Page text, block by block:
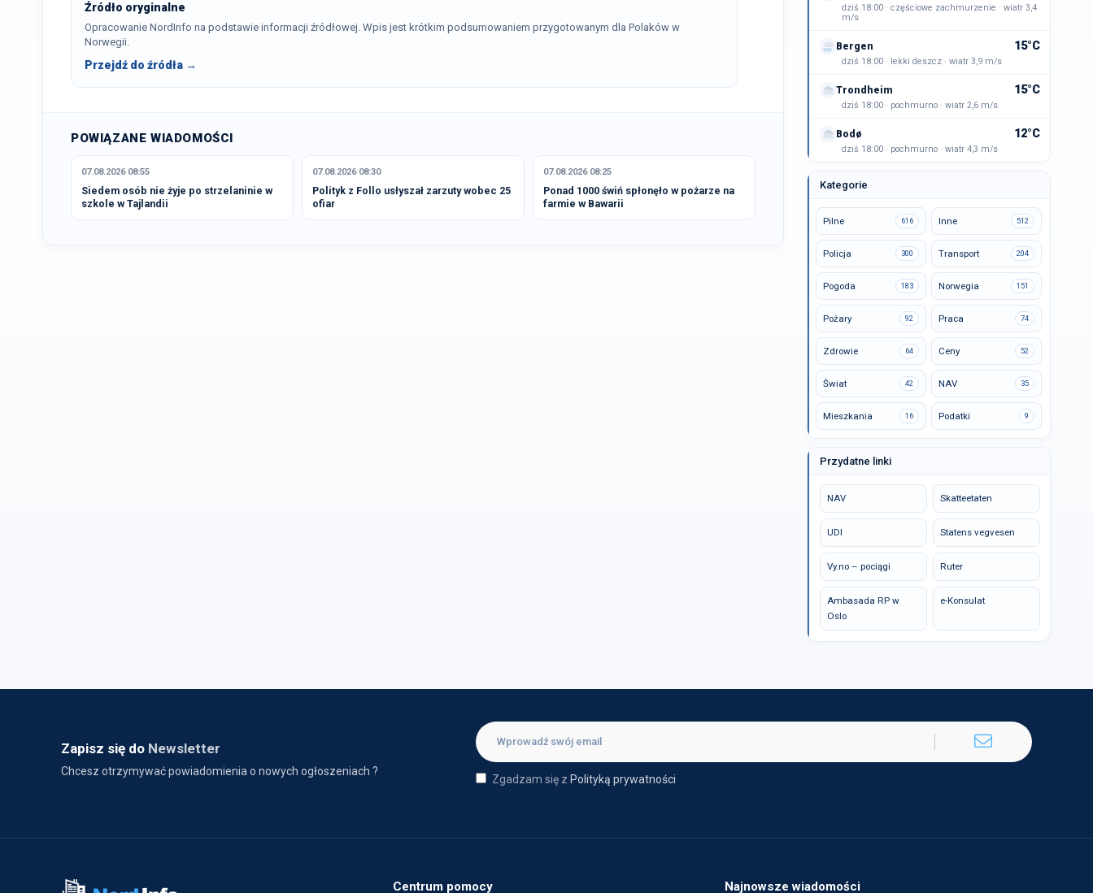
Źródło oryginalne
Opracowanie NordInfo na podstawie informacji źródłowej. Wpis jest krótkim podsumowaniem przygotowanym dla Polaków w
Norwegii.
Przejdź do źródła →
POWIĄZANE WIADOMOŚCI
07.08.2026 08:55
Siedem osób nie żyje po strzelaninie w
szkole w Tajlandii
07.08.2026 08:30
Polityk z Follo usłyszał zarzuty wobec 25
ofiar
07.08.2026 08:25
Ponad 1000 świń spłonęło w pożarze na
farmie w Bawarii
dziś 18:00 · częściowe zachmurzenie · wiatr 3,4
m/s
Bergen 15°C
dziś 18:00 · lekki deszcz · wiatr 3,9 m/s
Trondheim 15°C
dziś 18:00 · pochmurno · wiatr 2,6 m/s
Bodø 12°C
dziś 18:00 · pochmurno · wiatr 4,3 m/s
Kategorie
Pilne 616 Inne 512
Policja 300 Transport 204
Pogoda 183 Norwegia 151
Pożary 92 Praca 74
Zdrowie 64 Ceny 52
Świat 42 NAV 35
Mieszkania 16 Podatki 9
Przydatne linki
NAV Skatteetaten
UDI Statens vegvesen
Vy.no – pociągi Ruter
Ambasada RP w
Oslo
e-Konsulat
Zapisz się do Newsletter
Chcesz otrzymywać powiadomienia o nowych ogłoszeniach ?
Zgadzam się z Polityką prywatności
Centrum pomocy Najnowsze wiadomości